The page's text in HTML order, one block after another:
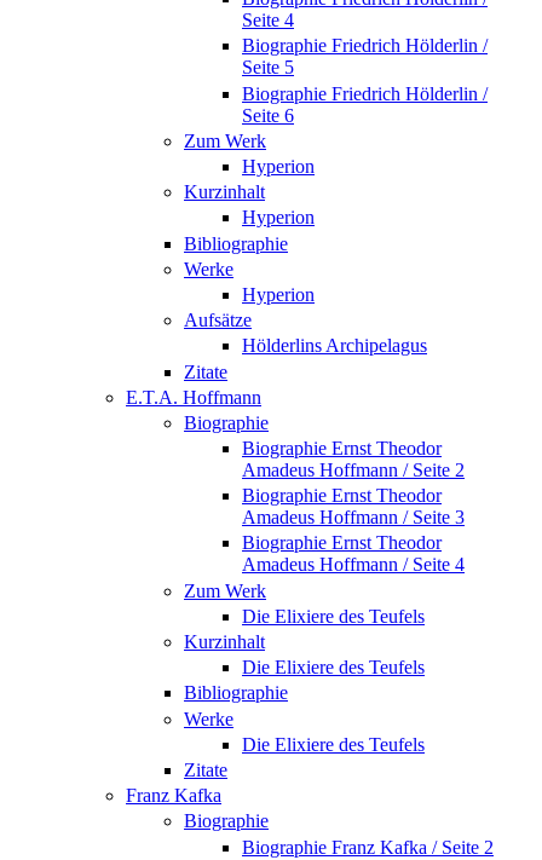
Seite 4
Biographie Friedrich Hölderlin /
Seite 5
Biographie Friedrich Hölderlin /
Seite 6
Zum Werk
Hyperion
Kurzinhalt
Hyperion
Bibliographie
Werke
Hyperion
Aufsätze
Hölderlins Archipelagus
Zitate
E.T.A. Hoffmann
Biographie
Biographie Ernst Theodor
Amadeus Hoffmann / Seite 2
Biographie Ernst Theodor
Amadeus Hoffmann / Seite 3
Biographie Ernst Theodor
Amadeus Hoffmann / Seite 4
Zum Werk
Die Elixiere des Teufels
Kurzinhalt
Die Elixiere des Teufels
Bibliographie
Werke
Die Elixiere des Teufels
Zitate
Franz Kafka
Biographie
Biographie Franz Kafka / Seite 2